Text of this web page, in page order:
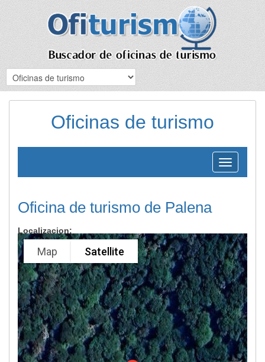
Oficinas de turismo
Toggle
navigation
Oficina de turismo de Palena
Localizacion:
Map Satellite